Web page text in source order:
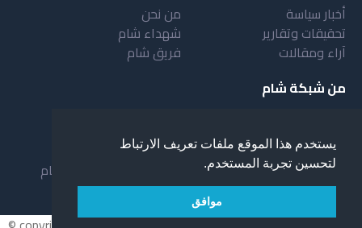
يستخدم هذا الموقع ملفات تعريف الارتباط
لتحسين تجربة المستخدم.
موافق
أخبار سياسة
تحقيقات وتقارير
آراء ومقالات
من نحن
شهداء شام
فريق شام
من شبكة شام
خدمات شبكة شام
المستفيدون من الشبكة
لمحة عن شبكة شبام
مقدمة عن شبكة شام
نظام العمل في شبكة شام